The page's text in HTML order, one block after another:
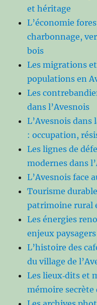
et héritage
L’économie
charbonnage,
bois
Les migrations
populations en
Les
dans l’Avesnois
L’Avesnois dans
: occupation,
Les lignes de
modernes dans
L’Avesnois face
Tourisme
patrimoine rural
Les énergies
enjeux
L’histoire des
du village de
Les lieux‑dits et
mémoire secrète